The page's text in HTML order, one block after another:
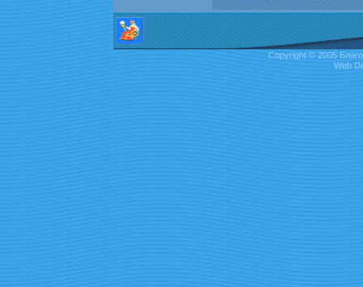
Copyright © 2005
Web